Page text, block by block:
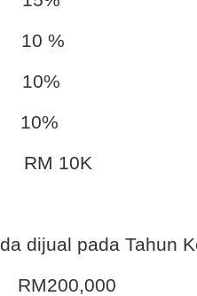
%
10%
10%
10K
dijual pada Tahun